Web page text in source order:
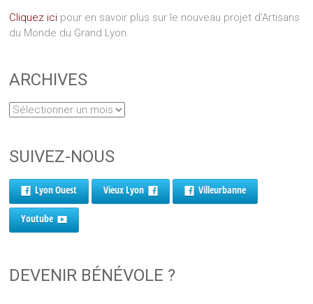
Cliquez ici pour en savoir plus sur le nouveau projet d'Artisans
du Monde du Grand Lyon.
ARCHIVES
SUIVEZ-NOUS
Lyon Ouest Vieux Lyon Villeurbanne
Youtube
DEVENIR BÉNÉVOLE ?